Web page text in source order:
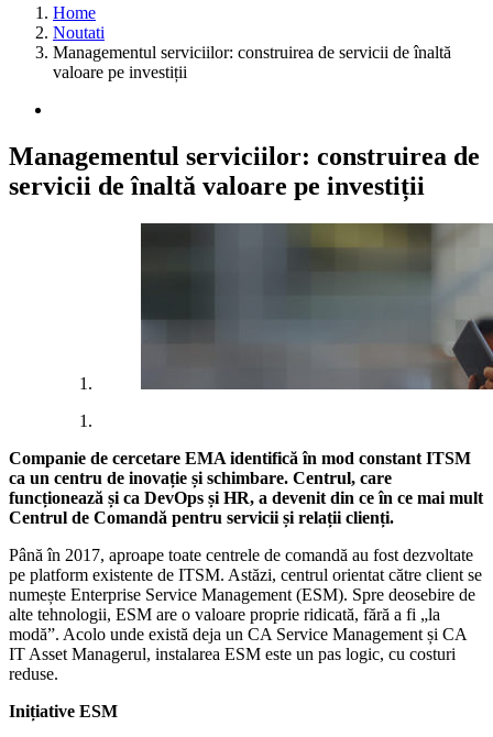
Home
Noutati
Managementul serviciilor: construirea de servicii de înaltă
valoare pe investiții
Managementul serviciilor: construirea de
servicii de înaltă valoare pe investiții
Companie de cercetare EMA identifică în mod constant ITSM
ca un centru de inovație și schimbare. Centrul, care
funcționează și ca DevOps și HR, a devenit din ce în ce mai mult
Centrul de Comandă pentru servicii și relații clienți.
Până în 2017, aproape toate centrele de comandă au fost dezvoltate
pe platform existente de ITSM. Astăzi, centrul orientat către client se
numește Enterprise Service Management (ESM). Spre deosebire de
alte tehnologii, ESM are o valoare proprie ridicată, fără a fi „la
modă”. Acolo unde există deja un CA Service Management și CA
IT Asset Managerul, instalarea ESM este un pas logic, cu costuri
reduse.
Inițiative ESM